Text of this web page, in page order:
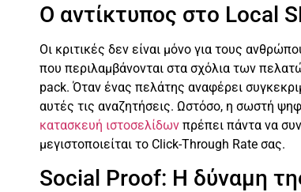
Ο αντίκτυπος στο Local
Οι κριτικές δεν είναι μόνο για τους
που περιλαμβάνονται στα σχόλια των
pack. Όταν ένας πελάτης αναφέρει
αυτές τις αναζητήσεις. Ωστόσο, η σωστή
κατασκευή ιστοσελίδων πρέπει πάντα να
μεγιστοποιείται το Click-Through Rate σας.
Social Proof: Η δύναμη